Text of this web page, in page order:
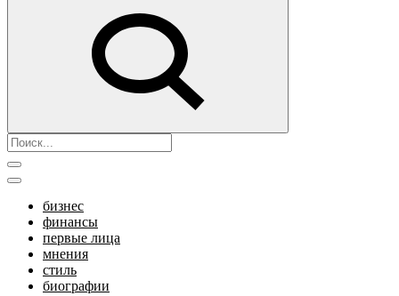
бизнес
финансы
первые лица
мнения
стиль
биографии